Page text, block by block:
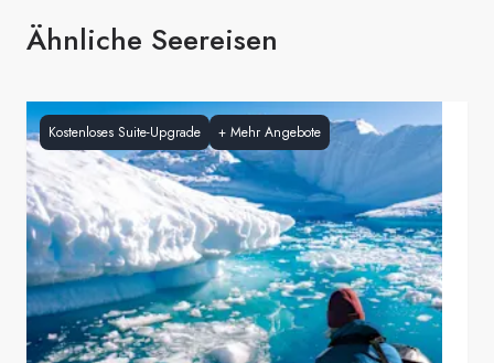
Ähnliche Seereisen
Kostenloses Suite-Upgrade + Mehr Angebote